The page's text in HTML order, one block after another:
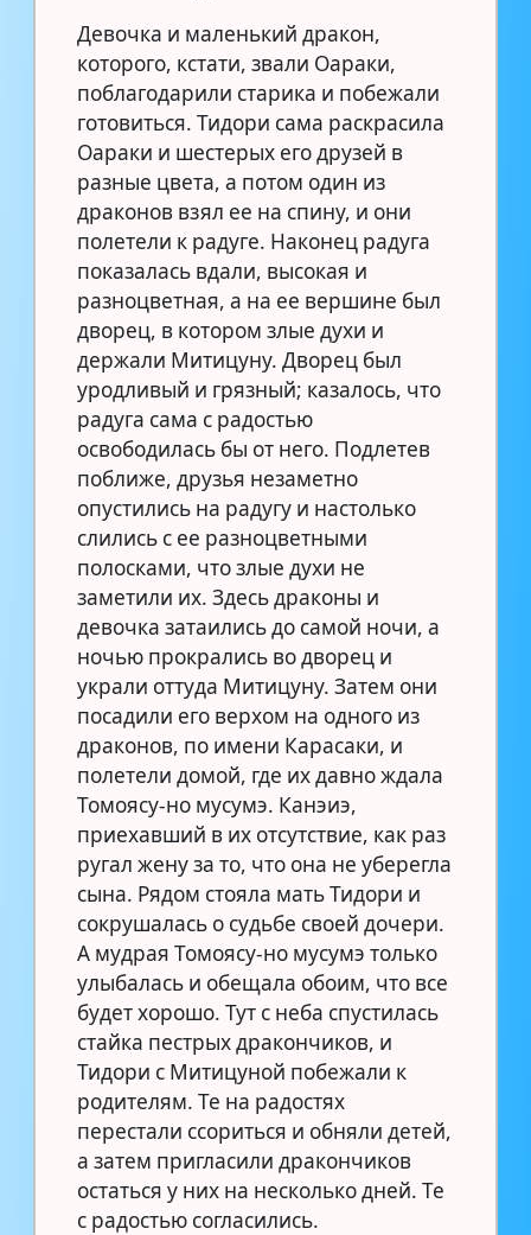
Девочка и маленький дракон,
которого, кстати, звали Оараки,
поблагодарили старика и побежали
готовиться. Тидори сама раскрасила
Оараки и шестерых его друзей в
разные цвета, а потом один из
драконов взял ее на спину, и они
полетели к радуге. Наконец радуга
показалась вдали, высокая и
разноцветная, а на ее вершине был
дворец, в котором злые духи и
держали Митицуну. Дворец был
уродливый и грязный; казалось, что
радуга сама с радостью
освободилась бы от него. Подлетев
поближе, друзья незаметно
опустились на радугу и настолько
слились с ее разноцветными
полосками, что злые духи не
заметили их. Здесь драконы и
девочка затаились до самой ночи, а
ночью прокрались во дворец и
украли оттуда Митицуну. Затем они
посадили его верхом на одного из
драконов, по имени Карасаки, и
полетели домой, где их давно ждала
Томоясу-но мусумэ. Канэиэ,
приехавший в их отсутствие, как раз
ругал жену за то, что она не уберегла
сына. Рядом стояла мать Тидори и
сокрушалась о судьбе своей дочери.
А мудрая Томоясу-но мусумэ только
улыбалась и обещала обоим, что все
будет хорошо. Тут с неба спустилась
стайка пестрых дракончиков, и
Тидори с Митицуной побежали к
родителям. Те на радостях
перестали ссориться и обняли детей,
а затем пригласили дракончиков
остаться у них на несколько дней. Те
с радостью согласились.